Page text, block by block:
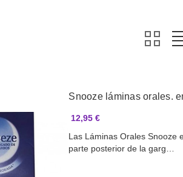
Snooze láminas orales.
12,95 €
Las Láminas Orales Snooze
parte posterior de la garg…